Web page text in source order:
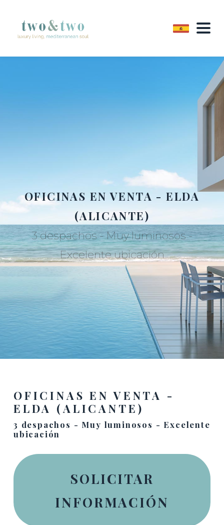
OFICINAS EN VENTA - ELDA
(ALICANTE)
3 despachos - Muy luminosos -
Excelente ubicación
OFICINAS EN VENTA -
ELDA (ALICANTE)
3 despachos - Muy luminosos - Excelente
ubicación
SOLICITAR
INFORMACIÓN